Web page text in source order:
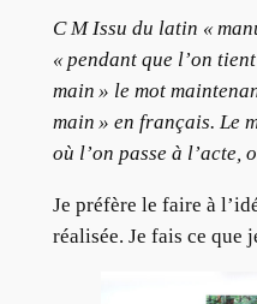
C M Issu du latin «
«pendant que l’on
main » le mot
main » en français. Le
où l’on passe à l’acte,
Je préfère le faire à
réalisée. Je fais ce que